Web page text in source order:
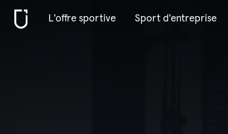
L'offre sportive Sport d'entreprise